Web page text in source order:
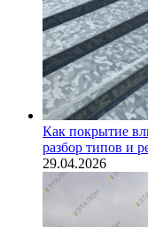
Как покрытие
разбор типов и
29.04.2026